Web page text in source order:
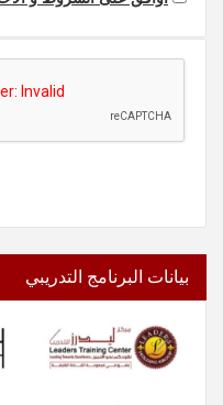
بيانات البرنامج التدريبي